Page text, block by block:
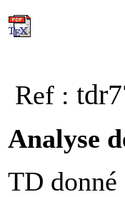
Ref :
Analyse
TD donné